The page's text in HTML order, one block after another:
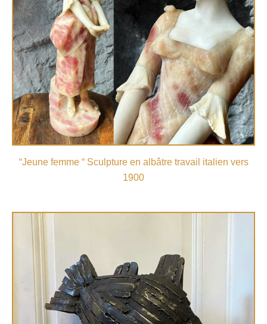
“Jeune femme “ Sculpture en albâtre travail italien vers
1900